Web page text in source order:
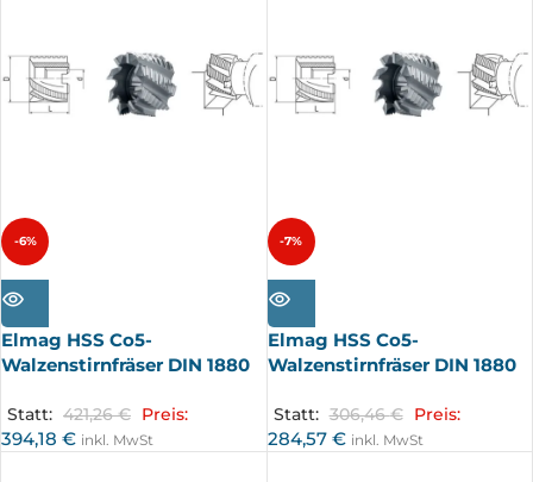
-6%
AUSV
ERKA
UFT
Elmag HSS Co5-
Walzenstirnfräser DIN 1880
Statt: 421,26€ Preis:
394,18 € inkl. MwSt
-7%
AUSV
ERKA
UFT
Elmag HSS Co5-
Walzenstirnfräser DIN 1880
Statt: 306,46€ Preis:
284,57 € inkl. MwSt